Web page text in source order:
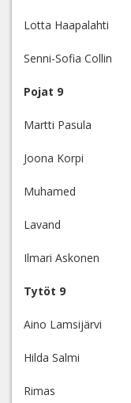
Lotta
Senni-Sofia
Pojat 9
Martti
Joona
Lavand
Ilmari
Tytöt 9
Aino
Hilda
Rimas